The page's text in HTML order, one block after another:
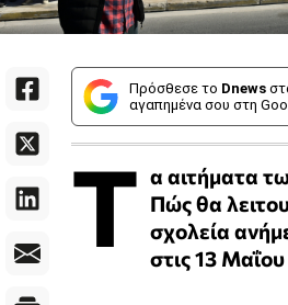
Πρόσθεσε το Dnews
αγαπημένα σου στη
Τ α αιτήματα
Πώς θα
σχολεία
στις 13 Μαΐου